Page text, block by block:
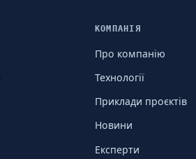
КОМПАНІЯ
Про компанію
Технології
Приклади проєктів
Новини
Експерти